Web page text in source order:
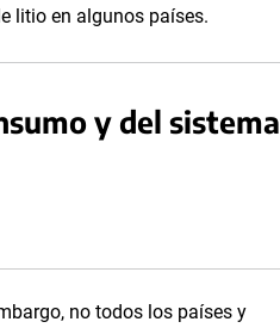
litio en algunos países.
y del sistema
no todos los países y